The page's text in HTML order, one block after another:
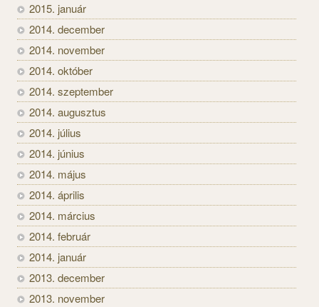
2015. január
2014. december
2014. november
2014. október
2014. szeptember
2014. augusztus
2014. július
2014. június
2014. május
2014. április
2014. március
2014. február
2014. január
2013. december
2013. november